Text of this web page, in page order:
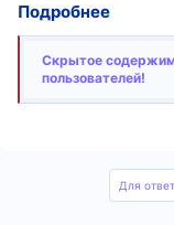
Подробнее
Скрытое
пользователей!
Для